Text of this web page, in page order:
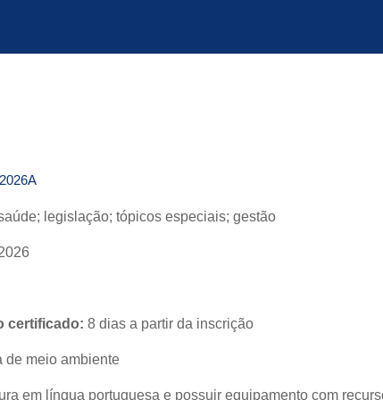
legislação; tópicos especiais; gestão
certificado: 8 dias a partir da inscrição
de meio ambiente
em língua portuguesa e possuir equipamento com